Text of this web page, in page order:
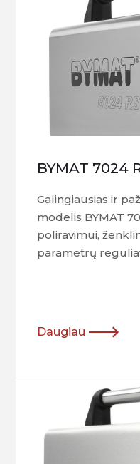
BYMAT 7024
Galingiausias ir
modelis BYMAT
poliravimui,
parametrų
Daugiau